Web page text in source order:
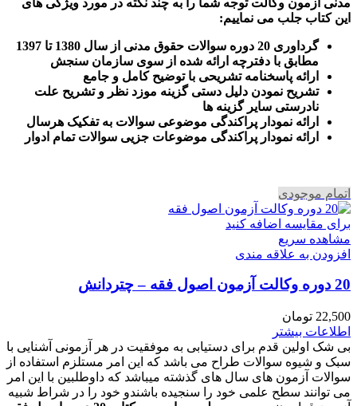
این کتاب جلب می نماییم:
گرداوری 20 دوره سوالات حقوق مدنی از سال 1380 تا 1397
مطابق با دفترچه ارائه شده از سوی سازمان سنجش
ارائه پاسخنامه تشریحی با توضیح کامل و جامع
تشریح نمودن دلیل دستی گزینه موزد نظر و تشریح علت
نادرستی سایر گزینه ها
ارائه نمودار پراکندگی موضوعی سوالات به تفکیک هرسال
رائه نمودار پراکندگی موضوعات جزیی سوالات تمام ادوار
اتمام موجودی
برای مقایسه اضافه کنید
مشاهده سریع
افزودن به علاقه مندی
20 دوره وکالت آزمون اصول فقه – چتردانش
22,500 تومان
اطلاعات بیشتر
بی شک اولین قدم برای دستیابی به موفقیت در هر آزمونی آشنایی با
سبک و شیوه سوالات طراح می باشد که این امر مستلزم استفاده از
سوالات آزمون های سال های گذشته میباشد که داوطلبین با این امر
می توانند سطح علمی خود را سنجیده باشندو خود را در شراط شبیه